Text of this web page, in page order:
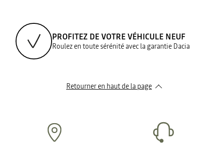
PROFITEZ DE VOTRE VÉHICULE NEUF
Roulez en toute sérénité avec la garantie Dacia
Retourner en haut de la page